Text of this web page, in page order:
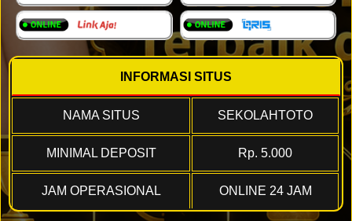
INFORMASI SITUS
NAMA SITUS SEKOLAHTOTO
MINIMAL DEPOSIT Rp. 5.000
JAM OPERASIONAL ONLINE 24 JAM